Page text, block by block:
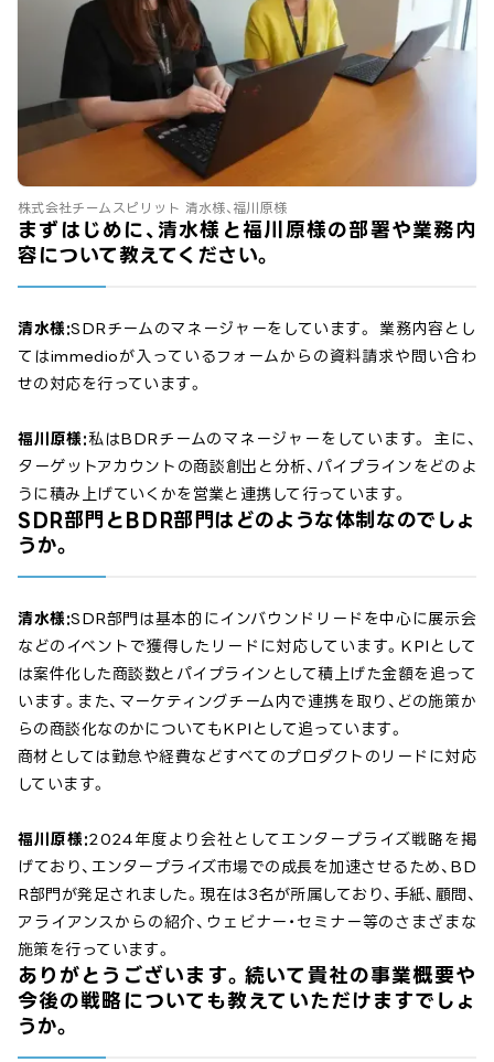
株式会社チームスピリット 清水様、福川原様
まずはじめに、清水様と福川原様の部署や業務内
容について教えてください。
清水様:SDRチームのマネージャーをしています。 業務内容とし
てはimmedioが入っているフォームからの資料請求や問い合わ
せの対応を行っています。
福川原様:私はBDRチームのマネージャーをしています。 主に、
ターゲットアカウントの商談創出と分析、パイプラインをどのよ
うに積み上げていくかを営業と連携して行っています。
SDR部門とBDR部門はどのような体制なのでしょ
うか。
清水様:SDR部門は基本的にインバウンドリードを中心に展示会
などのイベントで獲得したリードに対応しています。KPIとして
は案件化した商談数とパイプラインとして積上げた金額を追って
います。また、マーケティングチーム内で連携を取り、どの施策か
らの商談化なのかについてもKPIとして追っています。
商材としては勤怠や経費などすべてのプロダクトのリードに対応
しています。
福川原様:2024年度より会社としてエンタープライズ戦略を掲
げており、エンタープライズ市場での成長を加速させるため、BD
R部門が発足されました。現在は3名が所属しており、手紙、顧問、
アライアンスからの紹介、ウェビナー・セミナー等のさまざまな
施策を行っています。
ありがとうございます。続いて貴社の事業概要や
今後の戦略についても教えていただけますでしょ
うか。